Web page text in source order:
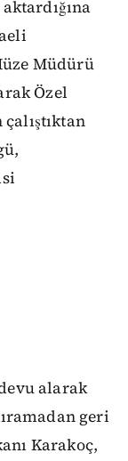
Müdürü
Özel
alarak
geri
Karakoç,